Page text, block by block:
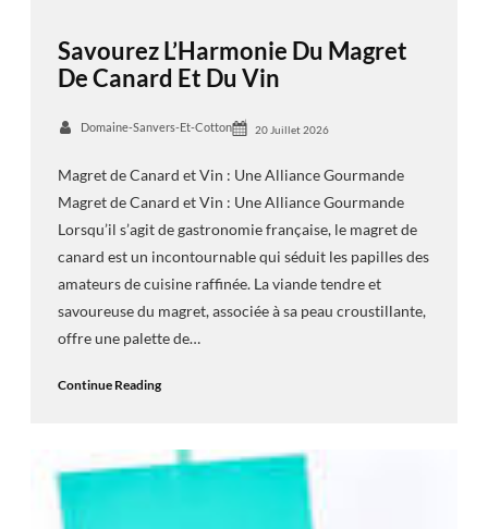
Savourez L’Harmonie Du Magret
De Canard Et Du Vin
Domaine-Sanvers-Et-Cotton 20 Juillet 2026
Magret de Canard et Vin : Une Alliance Gourmande
Magret de Canard et Vin : Une Alliance Gourmande
Lorsqu’il s’agit de gastronomie française, le magret de
canard est un incontournable qui séduit les papilles des
amateurs de cuisine raffinée. La viande tendre et
savoureuse du magret, associée à sa peau croustillante,
offre une palette de…
Continue Reading